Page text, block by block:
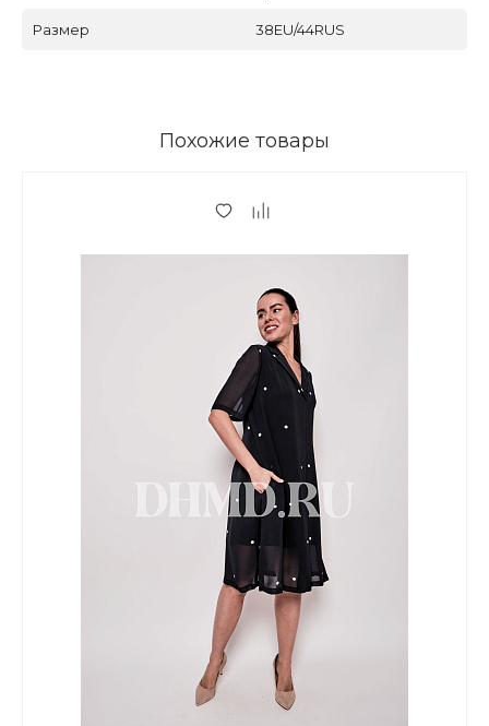
Размер 38EU/44RUS
Похожие товары